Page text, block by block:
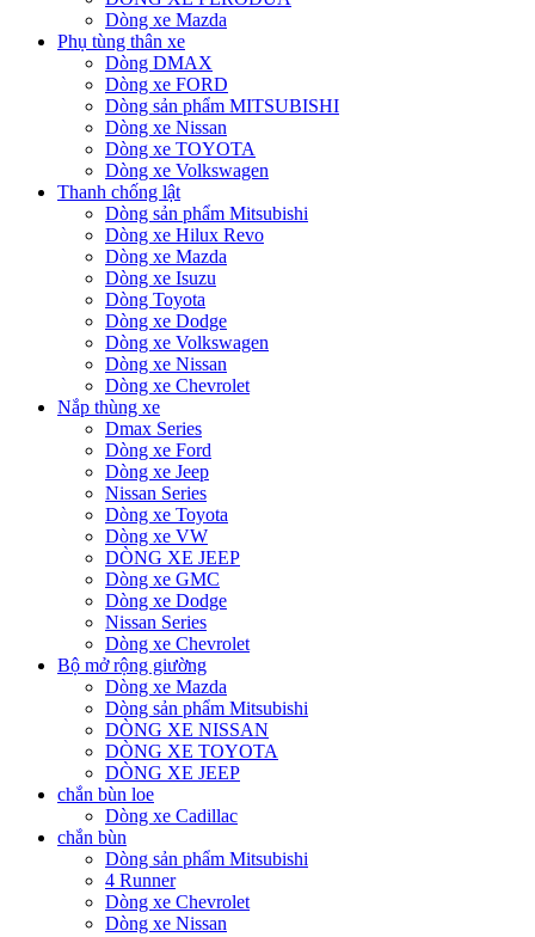
Dòng xe Mazda
Phụ tùng thân xe
Dòng DMAX
Dòng xe FORD
Dòng sản phẩm MITSUBISHI
Dòng xe Nissan
Dòng xe TOYOTA
Dòng xe Volkswagen
Thanh chống lật
Dòng sản phẩm Mitsubishi
Dòng xe Hilux Revo
Dòng xe Mazda
Dòng xe Isuzu
Dòng Toyota
Dòng xe Dodge
Dòng xe Volkswagen
Dòng xe Nissan
Dòng xe Chevrolet
Nắp thùng xe
Dmax Series
Dòng xe Ford
Dòng xe Jeep
Nissan Series
Dòng xe Toyota
Dòng xe VW
DÒNG XE JEEP
Dòng xe GMC
Dòng xe Dodge
Nissan Series
Dòng xe Chevrolet
Bộ mở rộng giường
Dòng xe Mazda
Dòng sản phẩm Mitsubishi
DÒNG XE NISSAN
DÒNG XE TOYOTA
DÒNG XE JEEP
chắn bùn loe
Dòng xe Cadillac
chắn bùn
Dòng sản phẩm Mitsubishi
4 Runner
Dòng xe Chevrolet
Dòng xe Nissan